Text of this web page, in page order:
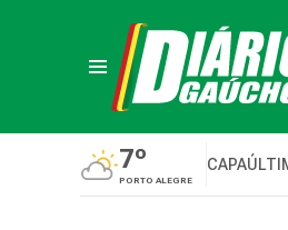
7º
PORTO ALEGRE
CAPA